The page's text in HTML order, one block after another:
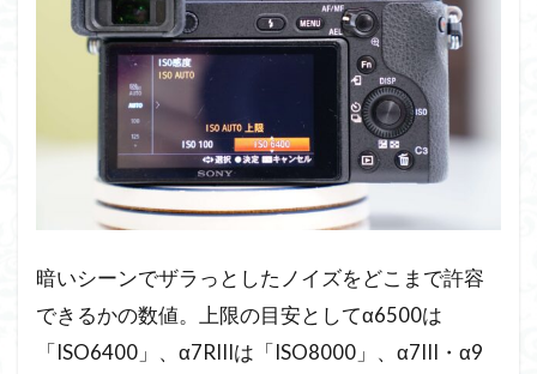
暗いシーンでザラっとしたノイズをどこまで許容
できるかの数値。上限の目安としてα6500は
「ISO6400」、α7RIIIは「ISO8000」、α7III・α9